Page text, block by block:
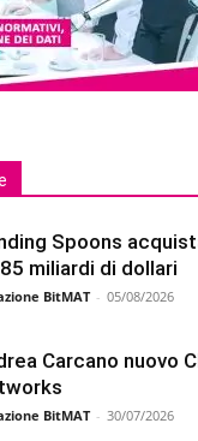
Spoons
miliardi di dollari
BitMAT - 05/08/2026
Carcano nuovo
BitMAT - 30/07/2026